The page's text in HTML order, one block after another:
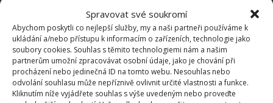
Spravovat své soukromí
Abychom poskytli co nejlepší služby, my a naši partneři používáme k
ukládání a/nebo přístupu k informacím o zařízeních, technologie jako
soubory cookies. Souhlas s těmito technologiemi nám a našim
partnerům umožní zpracovávat osobní údaje, jako je chování při
procházení nebo jedinečná ID na tomto webu. Nesouhlas nebo
odvolání souhlasu může nepříznivě ovlivnit určité vlastnosti a funkce.
Kliknutím níže vyjádřete souhlas s výše uvedeným nebo proveďte
nikdy opakovaně nezamrazujte
. Na
BydlímeÚtulně jsme také v minulosti napsali, jak
byste měliuspořádat potraviny v lednici . Je totiž
nutné rozložit je podle jednotlivých tepelných zón.
Zdroje: TerazGotuje,TasteOfHome